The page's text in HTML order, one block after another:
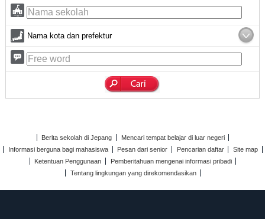
Nama kota dan prefektur
Berita sekolah di Jepang
Mencari tempat belajar di luar negeri
Informasi berguna bagi mahasiswa
Pesan dari senior Pencarian daftar
Site map
Ketentuan Penggunaan
Pemberitahuan mengenai informasi pribadi
Tentang lingkungan yang direkomendasikan